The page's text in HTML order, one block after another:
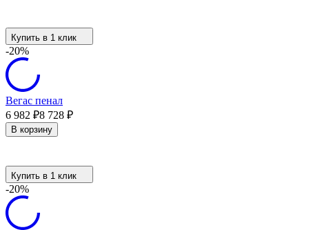
Купить в 1 клик
-20%
Вегас пенал
6 982 ₽8 728 ₽
В корзину
Купить в 1 клик
-20%